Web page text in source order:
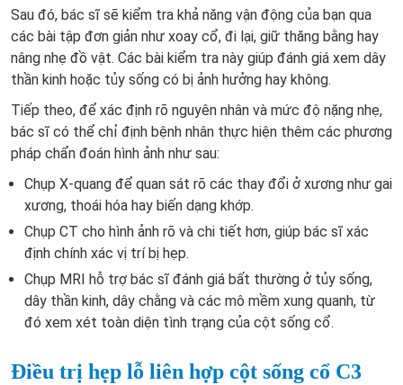
Sau đó, bác sĩ sẽ kiểm tra khả năng vận động của bạn qua
các bài tập đơn giản như xoay cổ, đi lại, giữ thăng bằng hay
nâng nhẹ đồ vật. Các bài kiểm tra này giúp đánh giá xem dây
thần kinh hoặc tủy sống có bị ảnh hưởng hay không.
Tiếp theo, để xác định rõ nguyên nhân và mức độ nặng nhẹ,
bác sĩ có thể chỉ định bệnh nhân thực hiện thêm các phương
pháp chẩn đoán hình ảnh như sau:
Chụp X-quang để quan sát rõ các thay đổi ở xương như gai
xương, thoái hóa hay biến dạng khớp.
Chụp CT cho hình ảnh rõ và chi tiết hơn, giúp bác sĩ xác
định chính xác vị trí bị hẹp.
Chụp MRI hỗ trợ bác sĩ đánh giá bất thường ở tủy sống,
dây thần kinh, dây chằng và các mô mềm xung quanh, từ
đó xem xét toàn diện tình trạng của cột sống cổ.
Điều trị hẹp lỗ liên hợp cột sống cổ C3